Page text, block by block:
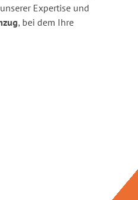
Expertise und
, bei dem Ihre